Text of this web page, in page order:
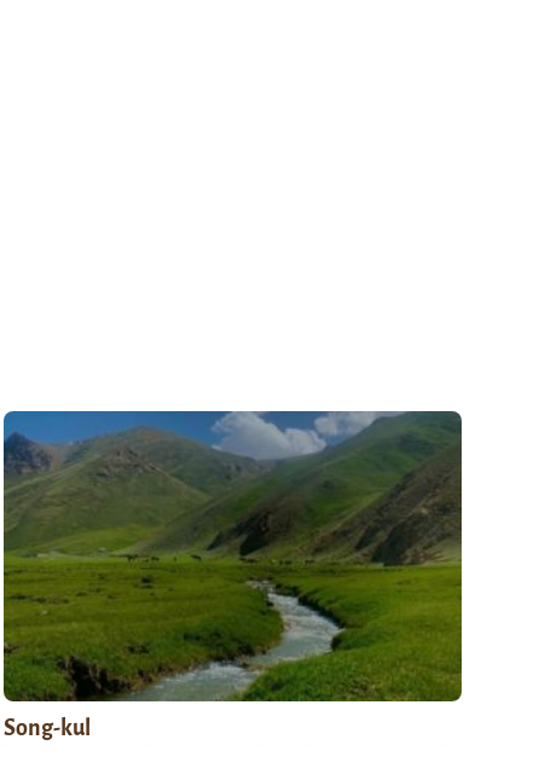
Song-kul